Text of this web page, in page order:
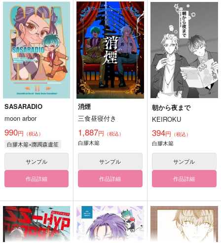
SASARADIO
moon arbor
990円 （税込）
白膠木簓×躑躅森盧笙
サンプル
作品詳細
消煙
三食昼寝付き
1,887円 （税込）
白膠木簓
サンプル
作品詳細
朝から夜まで
KEIROKU
394円 （税込）
白膠木簓
サンプル
作品詳細